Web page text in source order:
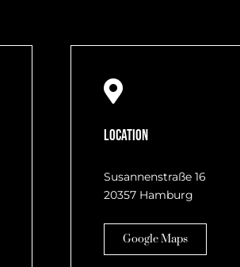
Location
Susannenstraße 16
20357 Hamburg
Google Maps